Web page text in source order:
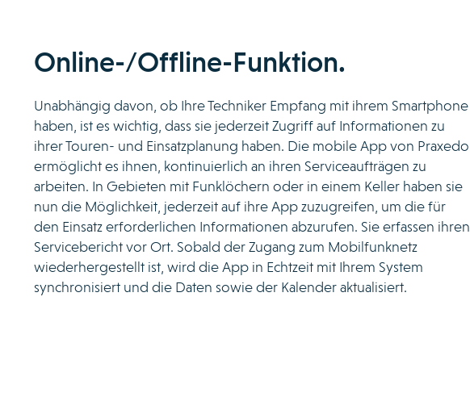
Online-/Offline-Funktion.
Unabhängig davon, ob Ihre Techniker Empfang mit ihrem Smartphone
haben, ist es wichtig, dass sie jederzeit Zugriff auf Informationen zu
ihrer Touren- und Einsatzplanung haben. Die mobile App von Praxedo
ermöglicht es ihnen, kontinuierlich an ihren Serviceaufträgen zu
arbeiten. In Gebieten mit Funklöchern oder in einem Keller haben sie
nun die Möglichkeit, jederzeit auf ihre App zuzugreifen, um die für
den Einsatz erforderlichen Informationen abzurufen. Sie erfassen ihren
Servicebericht vor Ort. Sobald der Zugang zum Mobilfunknetz
wiederhergestellt ist, wird die App in Echtzeit mit Ihrem System
synchronisiert und die Daten sowie der Kalender aktualisiert.